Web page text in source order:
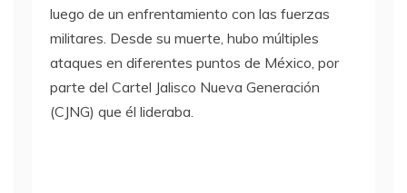
luego de un enfrentamiento con las fuerzas
militares. Desde su muerte, hubo múltiples
ataques en diferentes puntos de México, por
parte del Cartel Jalisco Nueva Generación
(CJNG) que él lideraba.